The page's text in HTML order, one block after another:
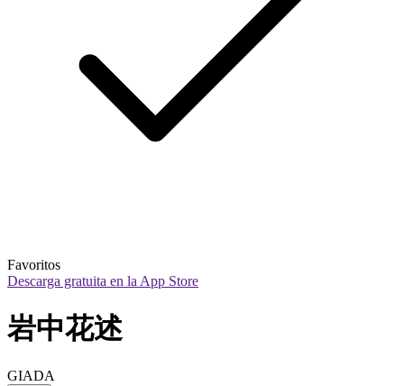
Favoritos
Descarga gratuita en la App Store
岩中花述
GIADA